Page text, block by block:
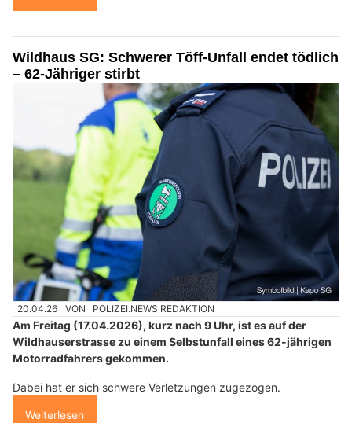
Wildhaus SG: Schwerer Töff-Unfall endet tödlich
– 62-Jähriger stirbt
20.04.26 VON POLIZEI.NEWS REDAKTION
Am Freitag (17.04.2026), kurz nach 9 Uhr, ist es auf der
Wildhauserstrasse zu einem Selbstunfall eines 62-jährigen
Motorradfahrers gekommen.
Dabei hat er sich schwere Verletzungen zugezogen.
Weiterlesen